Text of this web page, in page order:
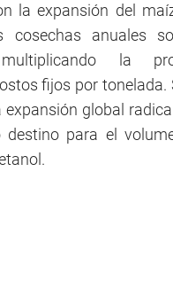
la expansión del
cosechas anuales
multiplicando la
fijos por tonelada.
expansión global
destino para el